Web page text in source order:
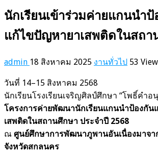
นักเรียนเข้าร่วมค่ายแกนนำ
แก้ไขปัญหายาเสพติดในสถา
admin 18 สิงหาคม 2025 งานทั่วไป 53
วันที่ 14–15 สิงหาคม 2568
นักเรียนโรงเรียนเจริญศิลป์ศึกษา “โพธิ์คำอ
โครงการค่ายพัฒนานักเรียนแกนนำป้องกัน
เสพติดในสถานศึกษา ประจำปี 2568
ณ ศูนย์ศึกษาการพัฒนาภูพานอันเนื่องมาจา
จังหวัดสกลนคร